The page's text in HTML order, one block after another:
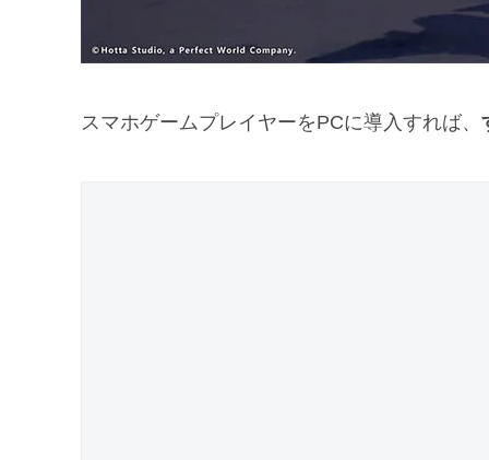
スマホゲームプレイヤーをPCに導入すれば、